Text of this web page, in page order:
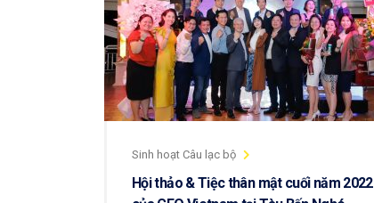
Sinh hoạt Câu lạc bộ
Hội thảo & Tiệc thân mật cuối năm 2022